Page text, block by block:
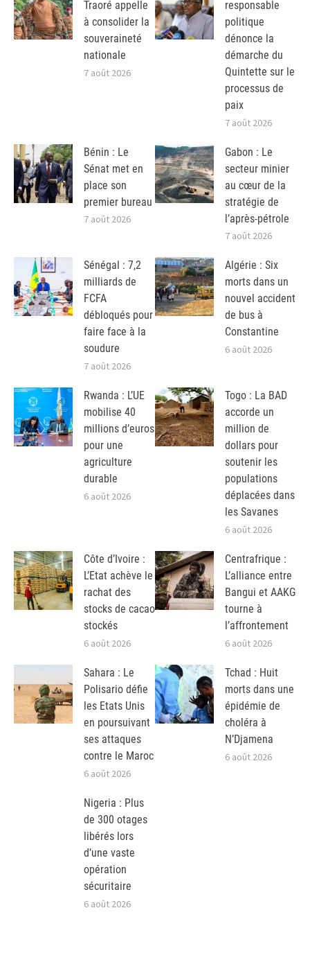
Traoré appelle
à consolider la
souveraineté
nationale
7 août 2026
responsable
politique
dénonce la
démarche du
Quintette sur le
processus de
paix
7 août 2026
Bénin : Le
Sénat met en
place son
premier bureau
7 août 2026
Gabon : Le
secteur minier
au cœur de la
stratégie de
l’après-pétrole
7 août 2026
Sénégal : 7,2
milliards de
FCFA
débloqués pour
faire face à la
soudure
7 août 2026
Algérie : Six
morts dans un
nouvel accident
de bus à
Constantine
6 août 2026
Rwanda : L’UE
mobilise 40
millions d’euros
pour une
agriculture
durable
6 août 2026
Togo : La BAD
accorde un
million de
dollars pour
soutenir les
populations
déplacées dans
les Savanes
6 août 2026
Côte d’Ivoire :
L’Etat achève le
rachat des
stocks de cacao
stockés
6 août 2026
Centrafrique :
L’alliance entre
Bangui et AAKG
tourne à
l’affrontement
6 août 2026
Sahara : Le
Polisario défie
les Etats Unis
en poursuivant
ses attaques
contre le Maroc
6 août 2026
Tchad : Huit
morts dans une
épidémie de
choléra à
N’Djamena
6 août 2026
Nigeria : Plus
de 300 otages
libérés lors
d’une vaste
opération
sécuritaire
6 août 2026